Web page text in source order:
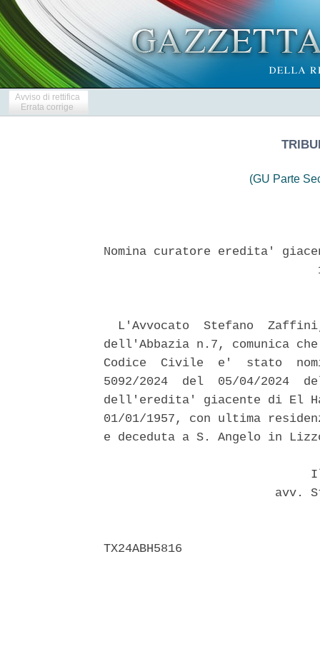
Avviso di rettifica
Errata corrige
(GU Parte
Nomina curatore eredita'
L'Avvocato  Stefano
dell'Abbazia n.7, comunica
Codice  Civile  e'  stato
5092/2024  del  05/04/2024
dell'eredita' giacente di El
01/01/1957, con ultima
e deceduta a S. Angelo in
avv.